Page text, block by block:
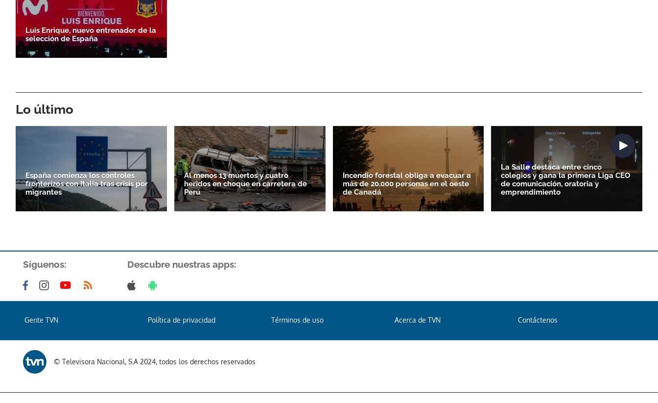
Luis Enrique, nuevo entrenador de la
selección de España
Lo último
España comienza los controles
fronterizos con Italia tras crisis por
migrantes
Al menos 13 muertos y cuatro
heridos en choque en carretera de
Perú
Incendio forestal obliga a evacuar a
más de 20.000 personas en el oeste
de Canadá
La Salle destaca entre cinco
colegios y gana la primera Liga CEO
de comunicación, oratoria y
emprendimiento
Síguenos: Descubre nuestras apps:
Gente TVN Política de privacidad Términos de uso Acerca de TVN Contáctenos
© Televisora Nacional, S.A 2024, todos los derechos reservados